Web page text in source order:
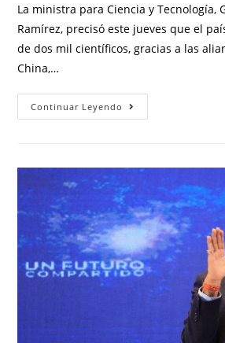
La ministra para Ciencia y Tecnología,
Ramírez, precisó este jueves que el
de dos mil científicos, gracias a las
China,…
Continuar Leyendo